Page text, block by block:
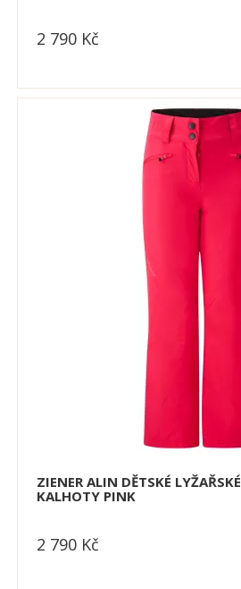
2 790 Kč
ZIENER ALIN DĚTSKÉ LYŽAŘSKÉ
KALHOTY PINK
2 790 Kč